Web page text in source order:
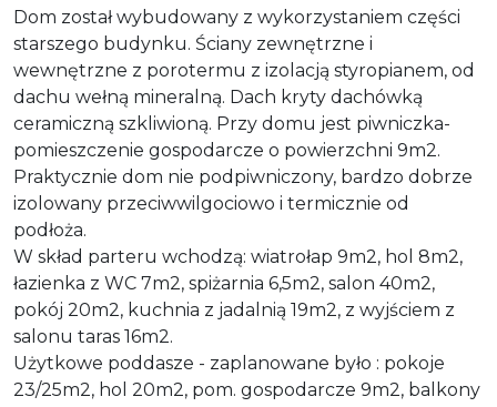
Dom został wybudowany z wykorzystaniem części
starszego budynku. Ściany zewnętrzne i
wewnętrzne z porotermu z izolacją styropianem, od
dachu wełną mineralną. Dach kryty dachówką
ceramiczną szkliwioną. Przy domu jest piwniczka-
pomieszczenie gospodarcze o powierzchni 9m2.
Praktycznie dom nie podpiwniczony, bardzo dobrze
izolowany przeciwwilgociowo i termicznie od
podłoża.
W skład parteru wchodzą: wiatrołap 9m2, hol 8m2,
łazienka z WC 7m2, spiżarnia 6,5m2, salon 40m2,
pokój 20m2, kuchnia z jadalnią 19m2, z wyjściem z
salonu taras 16m2.
Użytkowe poddasze - zaplanowane było : pokoje
23/25m2, hol 20m2, pom. gospodarcze 9m2, balkony